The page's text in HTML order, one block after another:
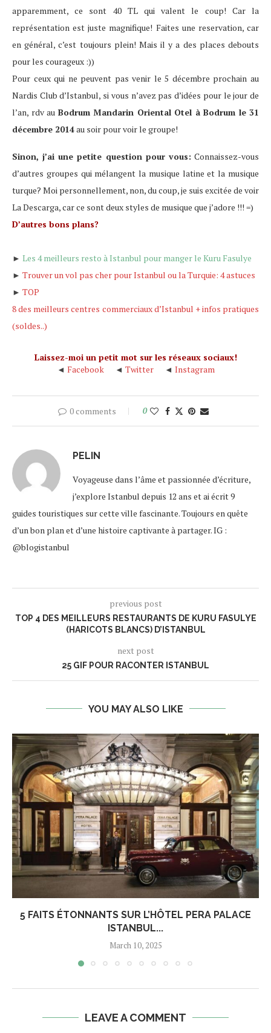
apparemment, ce sont 40 TL qui valent le coup! Car la
représentation est juste magnifique! Faites une reservation, car
en général, c’est toujours plein! Mais il y a des places debouts
pour les courageux :))
Pour ceux qui ne peuvent pas venir le 5 décembre prochain au
Nardis Club d’Istanbul, si vous n’avez pas d’idées pour le jour de
l’an, rdv au Bodrum Mandarin Oriental Otel à Bodrum le 31
décembre 2014au soir pour voir le groupe!
Sinon, j’ai une petite question pour vous: Connaissez-vous
d’autres groupes qui mélangent la musique latine et la musique
turque? Moi personnellement, non, du coup, je suis excitée de voir
La Descarga, car ce sont deux styles de musique que j’adore !!! =)
D’autres bons plans?
► Les 4 meilleurs resto à Istanbul pour manger le Kuru Fasulye
► Trouver un vol pas cher pour Istanbul ou la Turquie: 4 astuces
► TOP
8 des meilleurs centres commerciaux d’Istanbul + infos pratiques
(soldes..)
Laissez-moi un petit mot sur les réseaux sociaux!
◄ Facebook ◄ Twitter ◄ Instagram
0 comments 0
PELIN
Voyageuse dans l’âme et passionnée d’écriture,
j’explore Istanbul depuis 12 ans et ai écrit 9
guides touristiques sur cette ville fascinante. Toujours en quête
d’un bon plan et d’une histoire captivante à partager. IG :
@blogistanbul
previous post
TOP 4 DES MEILLEURS RESTAURANTS DE KURU FASULYE
(HARICOTS BLANCS) D’ISTANBUL
next post
25 GIF POUR RACONTER ISTANBUL
YOU MAY ALSO LIKE
5 FAITS ÉTONNANTS SUR L’HÔTEL PERA PALACE
ISTANBUL...
March 10, 2025
LEAVE A COMMENT